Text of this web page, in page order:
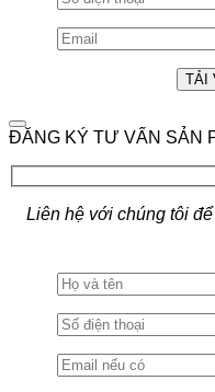
ĐĂNG KÝ TƯ VẤN SẢN
Liên hệ với chúng tôi